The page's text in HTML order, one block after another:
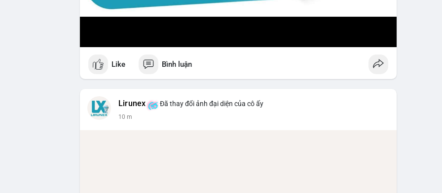
Like Bình luận
Lirunex Đã thay đổi ảnh đại diện của cô ấy
10 m